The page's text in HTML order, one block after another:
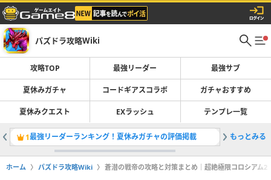
パズドラ攻略Wiki
攻略TOP 最強リーダー 最強サブ
夏休みガチャ コードギアスコラボ ガチャおすすめ
夏休みクエスト EXラッシュ テンプレ一覧
1最強リーダーランキング！夏休みガチャの評価掲載 2コード
もっとみる
ホーム パズドラ攻略Wiki 蒼潜の戦帝の攻略と対策まとめ｜超絶極限コロシアム2